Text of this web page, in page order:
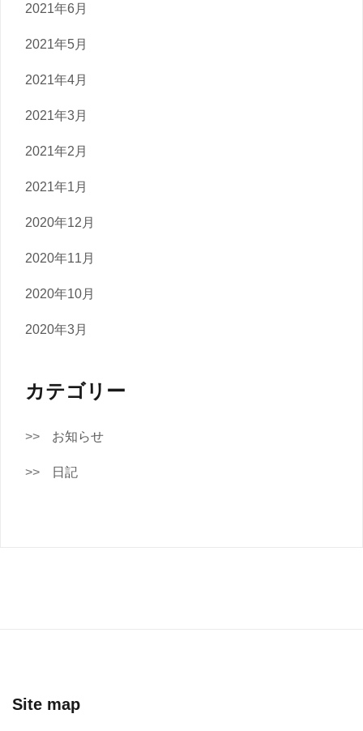
2021年6月
2021年5月
2021年4月
2021年3月
2021年2月
2021年1月
2020年12月
2020年11月
2020年10月
2020年3月
カテゴリー
お知らせ
日記
Site map